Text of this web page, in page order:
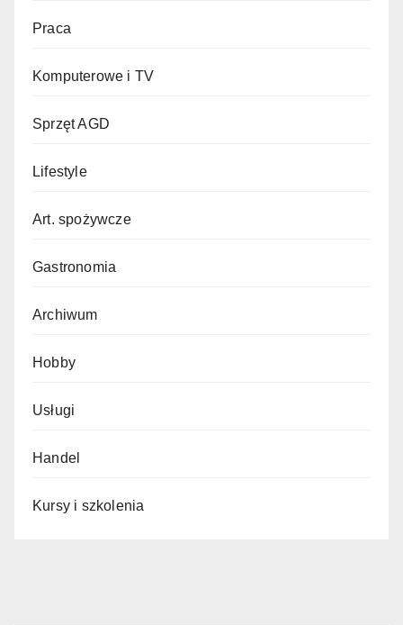
Praca
Komputerowe i TV
Sprzęt AGD
Lifestyle
Art. spożywcze
Gastronomia
Archiwum
Hobby
Usługi
Handel
Kursy i szkolenia